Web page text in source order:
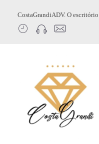
CostaGrandiADV. O